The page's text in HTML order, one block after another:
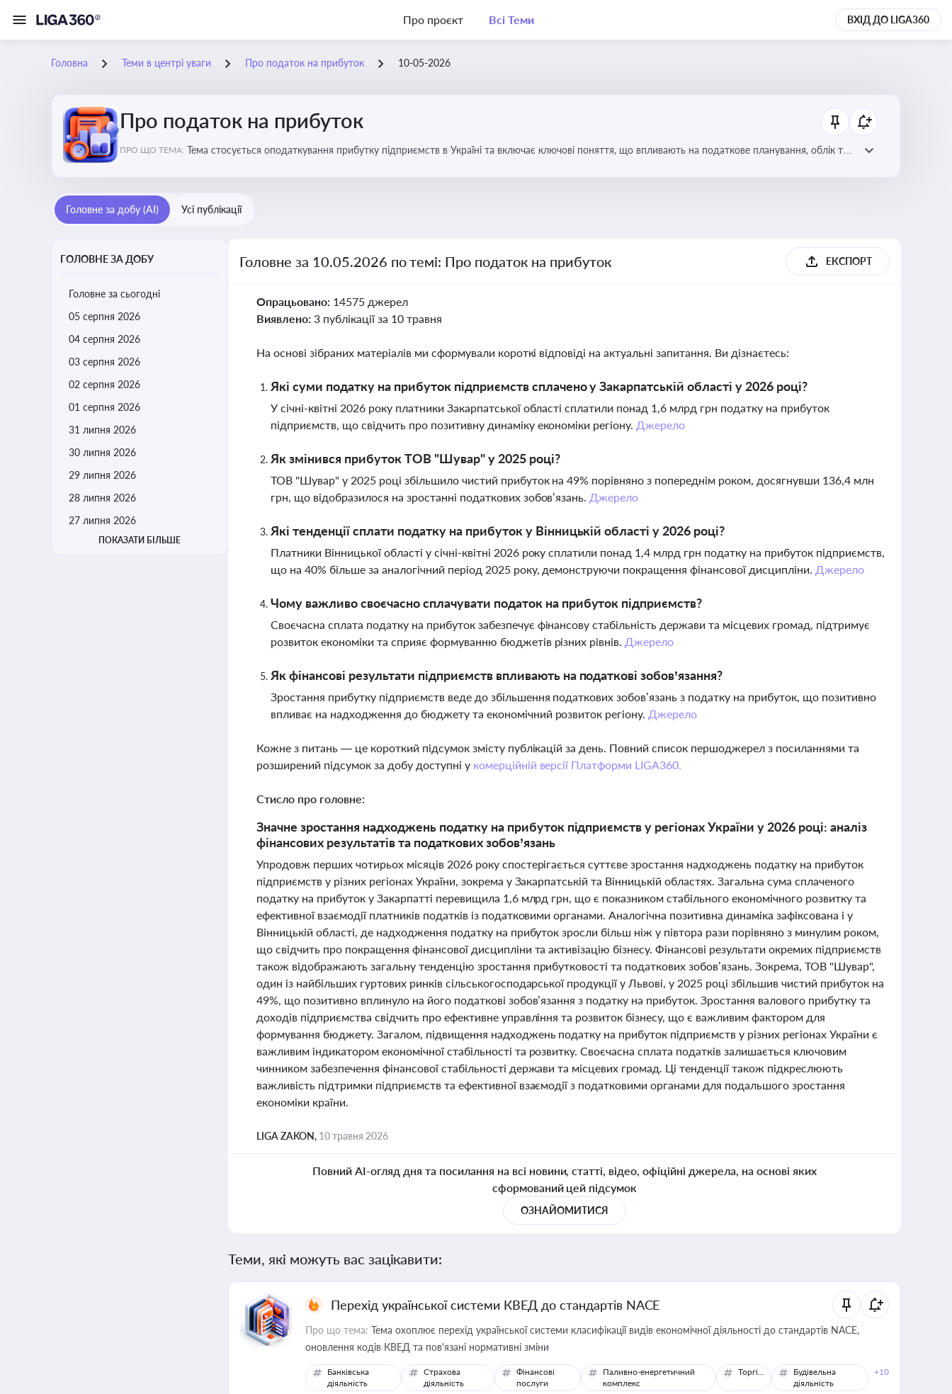
Про проєкт Всі Теми ВХІД ДО LIGA360
Головна Теми в центрі уваги Про податок на прибуток 10-05-2026
Про податок на прибуток
ПРО ЩО ТЕМА: Тема стосується оподаткування прибутку підприємств в Україні та включає ключові поняття, що впливають на податкове планування, облік та
Головне за добу (AI) Усі публікації
ГОЛОВНЕ ЗА ДОБУ
Головне за сьогодні
05 серпня 2026
04 серпня 2026
03 серпня 2026
02 серпня 2026
01 серпня 2026
31 липня 2026
30 липня 2026
29 липня 2026
28 липня 2026
27 липня 2026
ПОКАЗАТИ БІЛЬШЕ
Головне за 10.05.2026 по темі: Про податок на прибуток ЕКСПОРТ
Опрацьовано: 14575 джерел
Виявлено: 3 публікації за 10 травня
На основі зібраних матеріалів ми сформували короткі відповіді на актуальні запитання. Ви дізнаєтесь:
Які суми податку на прибуток підприємств сплачено у Закарпатській області у 2026 році?
У січні-квітні 2026 року платники Закарпатської області сплатили понад 1,6 млрд грн податку на прибуток
підприємств, що свідчить про позитивну динаміку економіки регіону. Джерело
Як змінився прибуток ТОВ "Шувар" у 2025 році?
ТОВ "Шувар" у 2025 році збільшило чистий прибуток на 49% порівняно з попереднім роком, досягнувши 136,4 млн
грн, що відобразилося на зростанні податкових зобов’язань. Джерело
Які тенденції сплати податку на прибуток у Вінницькій області у 2026 році?
Платники Вінницької області у січні-квітні 2026 року сплатили понад 1,4 млрд грн податку на прибуток підприємств,
що на 40% більше за аналогічний період 2025 року, демонструючи покращення фінансової дисципліни. Джерело
Чому важливо своєчасно сплачувати податок на прибуток підприємств?
Своєчасна сплата податку на прибуток забезпечує фінансову стабільність держави та місцевих громад, підтримує
розвиток економіки та сприяє формуванню бюджетів різних рівнів. Джерело
Як фінансові результати підприємств впливають на податкові зобов’язання?
Зростання прибутку підприємств веде до збільшення податкових зобов’язань з податку на прибуток, що позитивно
впливає на надходження до бюджету та економічний розвиток регіону. Джерело
Кожне з питань — це короткий підсумок змісту публікацій за день. Повний список першоджерел з посиланнями та
розширений підсумок за добу доступні у комерційній версії Платформи LIGA360.
Стисло про головне:
Значне зростання надходжень податку на прибуток підприємств у регіонах України у 2026 році: аналіз
фінансових результатів та податкових зобов’язань
Упродовж перших чотирьох місяців 2026 року спостерігається суттєве зростання надходжень податку на прибуток
підприємств у різних регіонах України, зокрема у Закарпатській та Вінницькій областях. Загальна сума сплаченого
податку на прибуток у Закарпатті перевищила 1,6 млрд грн, що є показником стабільного економічного розвитку та
ефективної взаємодії платників податків із податковими органами. Аналогічна позитивна динаміка зафіксована і у
Вінницькій області, де надходження податку на прибуток зросли більш ніж у півтора рази порівняно з минулим роком,
що свідчить про покращення фінансової дисципліни та активізацію бізнесу. Фінансові результати окремих підприємств
також відображають загальну тенденцію зростання прибутковості та податкових зобов’язань. Зокрема, ТОВ "Шувар",
один із найбільших гуртових ринків сільськогосподарської продукції у Львові, у 2025 році збільшив чистий прибуток на
49%, що позитивно вплинуло на його податкові зобов’язання з податку на прибуток. Зростання валового прибутку та
доходів підприємства свідчить про ефективне управління та розвиток бізнесу, що є важливим фактором для
формування бюджету. Загалом, підвищення надходжень податку на прибуток підприємств у різних регіонах України є
важливим індикатором економічної стабільності та розвитку. Своєчасна сплата податків залишається ключовим
чинником забезпечення фінансової стабільності держави та місцевих громад. Ці тенденції також підкреслюють
важливість підтримки підприємств та ефективної взаємодії з податковими органами для подальшого зростання
економіки країни.
LIGA ZAKON, 10 травня 2026
Повний AI-огляд дня та посилання на всі новини, статті, відео, офіційні джерела, на основі яких
сформований цей підсумок
ОЗНАЙОМИТИСЯ
Теми, які можуть вас зацікавити:
Перехід української системи КВЕД до стандартів NACE
Про що тема: Тема охоплює перехід української системи класифікації видів економічної діяльності до стандартів NACE,
оновлення кодів КВЕД та пов'язані нормативні зміни
Банківська
діяльність
Страхова
діяльність
Фінансові
послуги
Паливно-енергетичний
комплекс
Торгівля
Будівельна
діяльність
+10